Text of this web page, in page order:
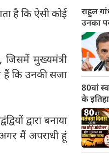
है कि ऐसी कोई
जिसमें मुख्यमंत्री
कि उनकी सजा
द्वारा बनाया
मैं अपराधी हूं
राहुल
उनका
80वां
के
आंदोलन